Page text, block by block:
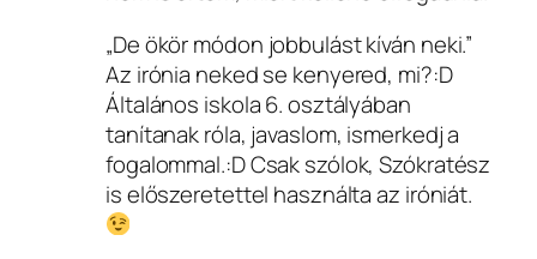
„De ökör módon jobbulást kíván neki.”
Az irónia neked se kenyered, mi?:D
Általános iskola 6. osztályában
tanítanak róla, javaslom, ismerkedj a
fogalommal.:D Csak szólok, Szókratész
is előszeretettel használta az iróniát.